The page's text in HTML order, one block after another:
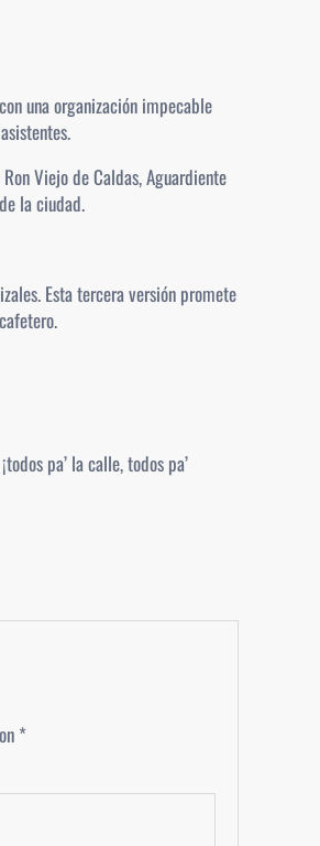
una organización impecable
Viejo de Caldas, Aguardiente
la ciudad.
Esta tercera versión promete
pa’ la calle, todos pa’
*